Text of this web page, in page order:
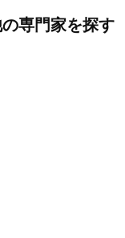
専門家を探す